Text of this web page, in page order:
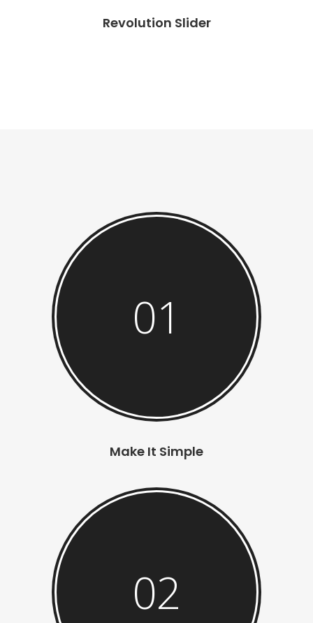
Revolution Slider
01
Make It Simple
02